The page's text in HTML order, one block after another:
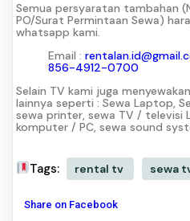
Semua persyaratan tambahan
PO/Surat Permintaan Sewa)
whatsapp kami.
Email :
856-4912-0700
Selain TV kami juga
lainnya seperti : Sewa Laptop,
sewa printer, sewa TV / televisi
komputer / PC, sewa sound
Tags: rental tv sewa
Share on Facebook